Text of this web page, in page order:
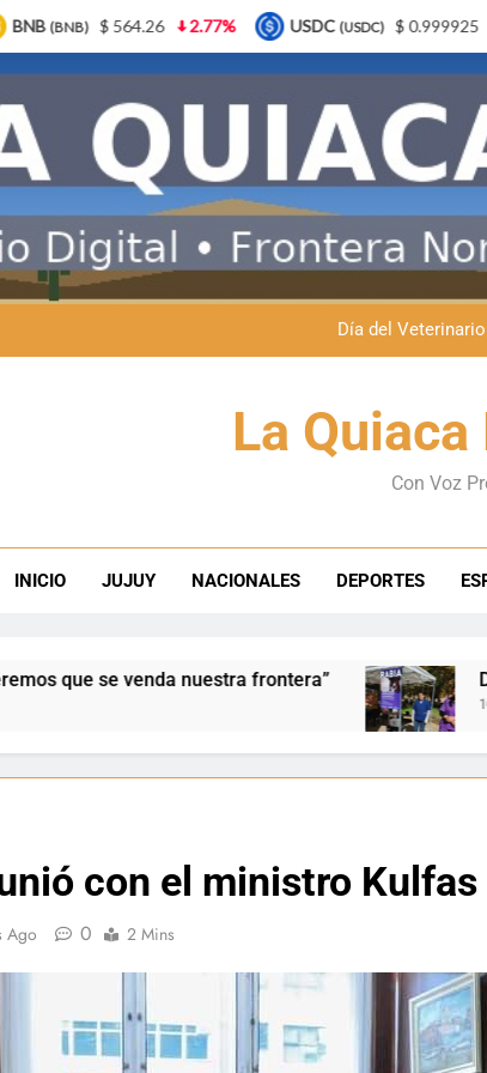
Fernando Rejal respaldó a Dante
Día del
Fernando Rejal respaldó a Dante
La frontera se subleva: Dante
La
Con Voz
INICIO JUJUY NACIONALES DEPORTES
frontera” Día del Veterinario en
10 Horas Ago
con el ministro Kulfas
Ago 0 2 Mins
2.77% USDC(USDC) $ 0.999925 0% XRP(XRP)